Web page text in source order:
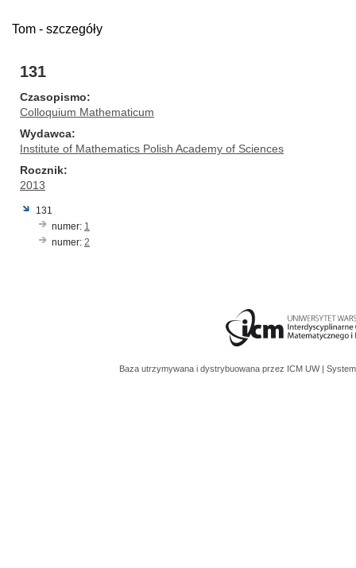
Tom - szczegóły
131
Czasopismo
Colloquium Mathematicum
Wydawca
Institute of Mathematics Polish Academy of Sciences
Rocznik
2013
131
numer: 1
numer: 2
Baza utrzymywana i dystrybuowana przez ICM UW |